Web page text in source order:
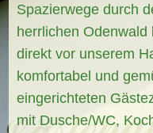
Spazierwege durch
herrlichen Odenwald
direkt vor unserem
komfortabel und
eingerichteten
mit Dusche/WC,